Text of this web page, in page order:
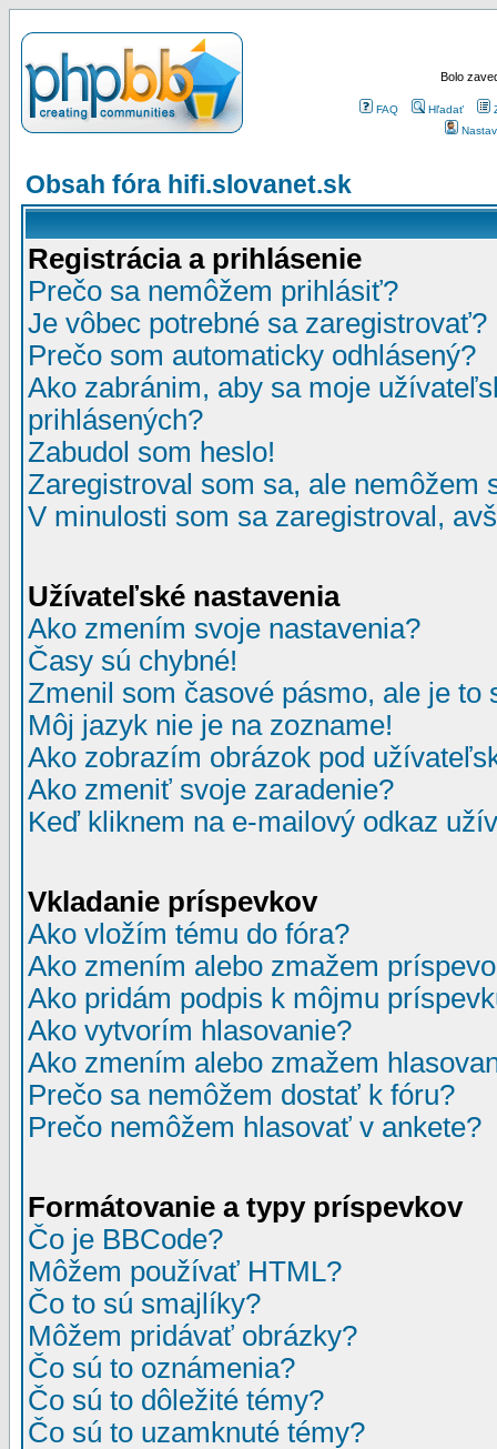
Bolo
FAQ Hľadať
Obsah fóra hifi.slovanet.sk
Registrácia a prihlásenie
Prečo sa nemôžem prihlásiť?
Je vôbec potrebné sa zaregistrovať?
Prečo som automaticky odhlásený?
Ako zabránim, aby sa moje
prihlásených?
Zabudol som heslo!
Zaregistroval som sa, ale nemôžem
V minulosti som sa zaregistroval,
Užívateľské nastavenia
Ako zmením svoje nastavenia?
Časy sú chybné!
Zmenil som časové pásmo, ale je to
Môj jazyk nie je na zozname!
Ako zobrazím obrázok pod
Ako zmeniť svoje zaradenie?
Keď kliknem na e-mailový odkaz
Vkladanie príspevkov
Ako vložím tému do fóra?
Ako zmením alebo zmažem
Ako pridám podpis k môjmu
Ako vytvorím hlasovanie?
Ako zmením alebo zmažem
Prečo sa nemôžem dostať k fóru?
Prečo nemôžem hlasovať v ankete?
Formátovanie a typy príspevkov
Čo je BBCode?
Môžem používať HTML?
Čo to sú smajlíky?
Môžem pridávať obrázky?
Čo sú to oznámenia?
Čo sú to dôležité témy?
Čo sú to uzamknuté témy?